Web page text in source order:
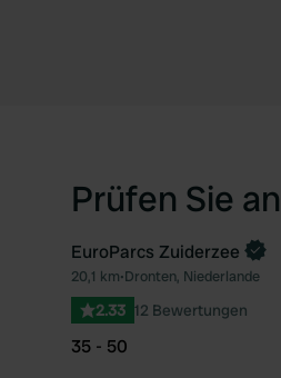
Prüfen Sie
Jetzt buchen
EuroParcs Zuiderzee
20,1 km•Dronten, Niederlande
2.33 12 Bewertungen
35 - 50